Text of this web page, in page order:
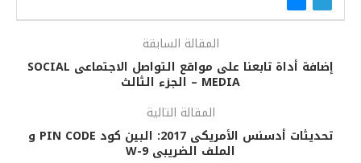
المقالة السابقة
إضافة أداة تابعنا على مواقع التواصل الاجتماعى SOCIAL
MEDIA – الجزء الثالث
المقالة التالية
تحديثات أدسنس الأمريكى 2017: البين كود PIN CODE و
الملف الضريبى W-9